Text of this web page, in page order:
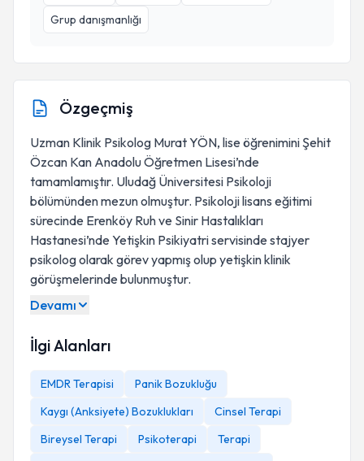
Grup danışmanlığı
Özgeçmiş
Uzman Klinik Psikolog Murat YÖN, lise öğrenimini Şehit
Özcan Kan Anadolu Öğretmen Lisesi’nde
tamamlamıştır. Uludağ Üniversitesi Psikoloji
bölümünden mezun olmuştur. Psikoloji lisans eğitimi
sürecinde Erenköy Ruh ve Sinir Hastalıkları
Hastanesi’nde Yetişkin Psikiyatri servisinde stajyer
psikolog olarak görev yapmış olup yetişkin klinik
görüşmelerinde bulunmuştur.
Devamı
İlgi Alanları
EMDR Terapisi
Panik Bozukluğu
Kaygı (Anksiyete) Bozuklukları
Cinsel Terapi
Bireysel Terapi
Psikoterapi
Terapi